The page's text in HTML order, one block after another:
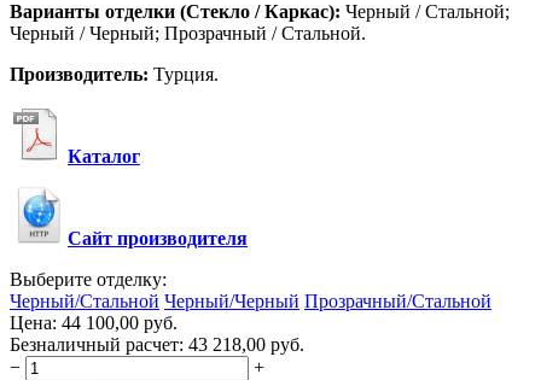
Варианты отделки (Стекло / Каркас): Черный / Стальной;
Черный / Черный; Прозрачный / Стальной.
Производитель: Турция.
Каталог
Сайт производителя
Выберите отделку:
Черный/Стальной Черный/Черный Прозрачный/Стальной
Цена: 44 100,00 руб.
Безналичный расчет: 43 218,00 руб.
−
+